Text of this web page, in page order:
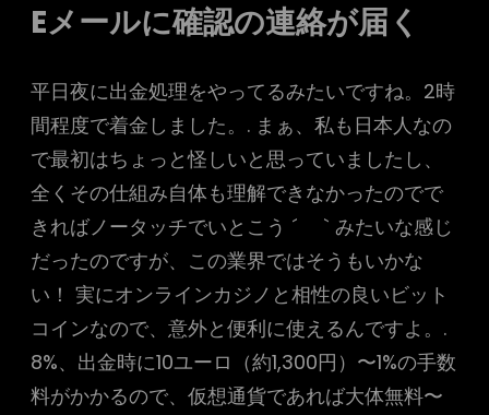
Eメールに確認の連絡が届く
平日夜に出金処理をやってるみたいですね。2時
間程度で着金しました。. まぁ、私も日本人なの
で最初はちょっと怪しいと思っていましたし、
全くその仕組み自体も理解できなかったのでで
きればノータッチでいとこう ´ ゝ` みたいな感じ
だったのですが、この業界ではそうもいかな
い！ 実にオンラインカジノと相性の良いビット
コインなので、意外と便利に使えるんですよ。.
8%、出金時に10ユーロ（約1,300円）〜1%の手数
料がかかるので、仮想通貨であれば大体無料〜